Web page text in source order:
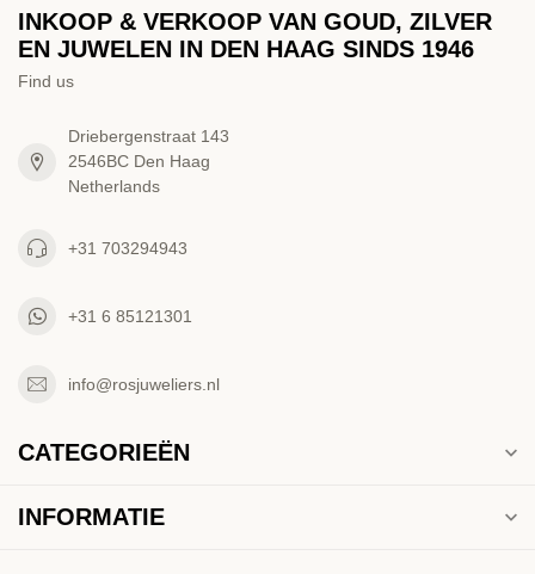
INKOOP & VERKOOP VAN GOUD, ZILVER
EN JUWELEN IN DEN HAAG SINDS 1946
Find us
Driebergenstraat 143
2546BC Den Haag
Netherlands
+31 703294943
+31 6 85121301
info@rosjuweliers.nl
CATEGORIEËN
INFORMATIE